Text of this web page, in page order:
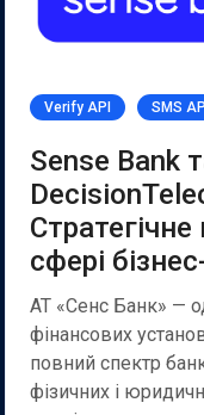
Verify API SMS API
Sense Bank
сфері
АТ «Сенс Банк» —
фінансових
повний спектр
фізичних і